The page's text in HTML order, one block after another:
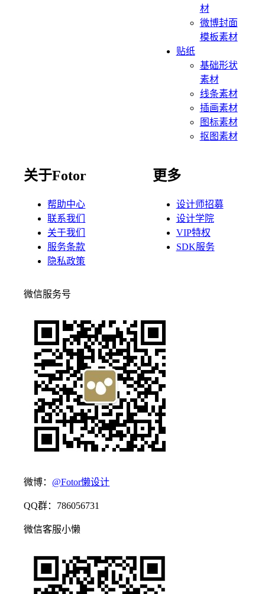
材
微博封面
模板素材
贴纸
基础形状
素材
线条素材
插画素材
图标素材
抠图素材
关于Fotor
帮助中心
联系我们
关于我们
服务条款
隐私政策
更多
设计师招募
设计学院
VIP特权
SDK服务
微信服务号
微博： @Fotor懒设计
QQ群：786056731
微信客服小懒